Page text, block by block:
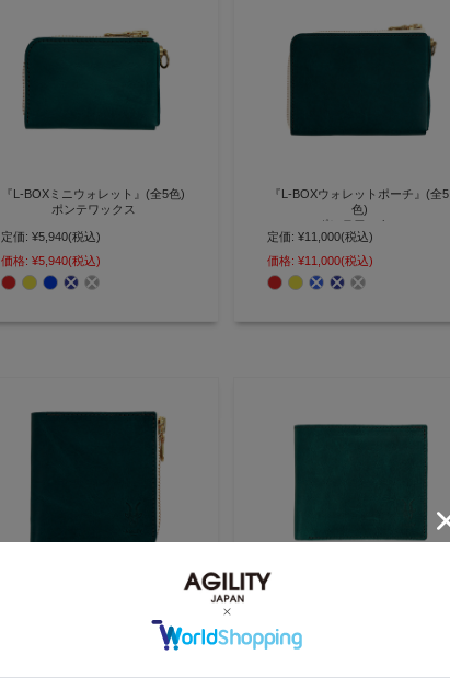
『L-BOXミニウォレット』(全5色)
ポンテワックス
マチを作ることで大容量を実現 小
さいのにたくさん入る「箱財布」
【AGILITY affa(アジリティ アッ
ファ)】(0191)
定価: ¥5,940(税込)
価格: ¥5,940(税込)
『L-BOXウォレットポーチ』(全5
色)
ポンテワックス
スマートキーやイヤホンも収まる
ポーチのようなマチ付き財布「箱
財布」【AGILITY affa(アジリティ
定価: ¥11,000(税込)
価格: ¥11,000(税込)
正方形デザイン L字ファスナーで
使いやすいコンパクト二つ折り財
革の魅力が楽しめる バイカラー配
定価: ¥15,400